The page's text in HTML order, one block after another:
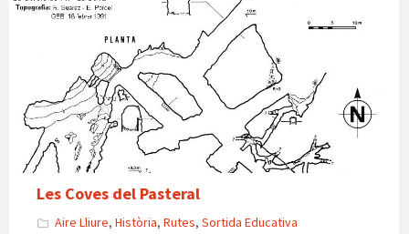
pasteral
Les Coves del Pasteral
Aire Lliure, Història, Rutes, Sortida Educativa